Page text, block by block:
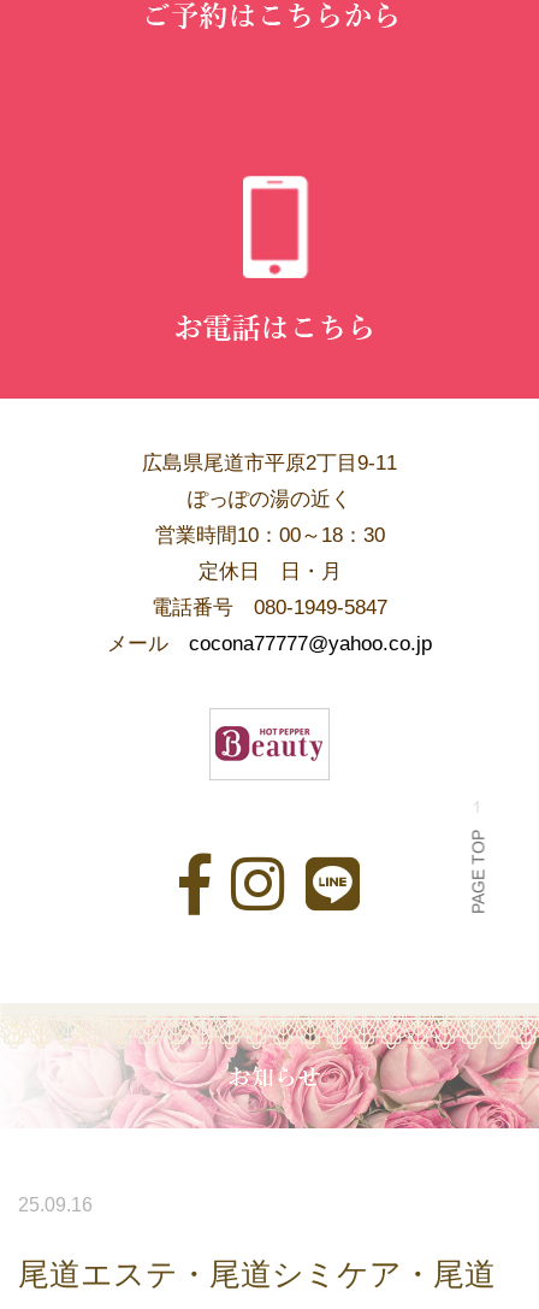
広島県尾道市平原2丁目9-11
ぽっぽの湯の近く
営業時間10：00～18：30
​定休日 日・月
電話番号 080-1949-5847
メール cocona77777@yahoo.co.jp
PAGE TOP
25.09.16
尾道エステ・尾道シミケア・尾道